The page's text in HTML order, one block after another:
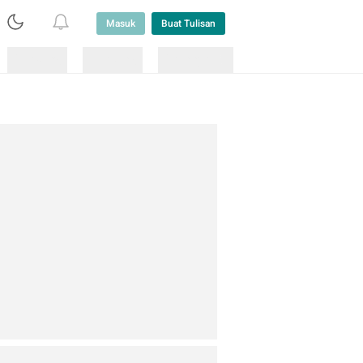
Masuk Buat Tulisan